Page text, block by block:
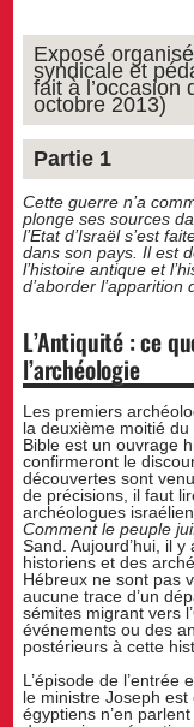
Exposé
syndicale et
fait à l’occasion
octobre 2013)
Partie 1
Cette guerre n’a
plonge ses sources
l’Etat d’Israël s’est
dans son pays. Il est
l’histoire antique et
d’aborder
L’Antiquité : ce
l’archéologie
Les premiers
la deuxième moitié
Bible est un ouvrage
confirmeront le
découvertes sont
de précisions, il faut
archéologues
Comment le peuple
Sand. Aujourd’hui, il
historiens et des
Hébreux ne sont pas
aucune trace d’un
sémites migrant vers
événements ou des
postérieurs à cette
L’épisode de l’entrée
le ministre Joseph
égyptiens n’en